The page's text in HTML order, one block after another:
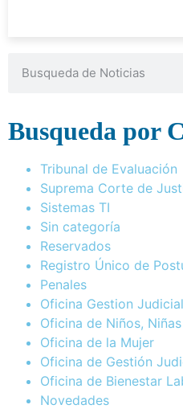
Busqueda por
Tribunal de Evaluación
Suprema Corte de
Sistemas TI
Sin categoría
Reservados
Registro Único de
Penales
Oficina Gestion Judicial
Oficina de Niños,
Oficina de la Mujer
Oficina de Gestión
Oficina de Bienestar
Novedades